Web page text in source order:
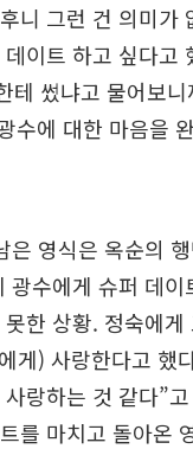
니 그런 건 의미가
이트 하고 싶다고
테 썼냐고 물어보
수에 대한 마음을
은 영식은 옥순의
광수에게 슈퍼 데이
한 상황. 정숙에게
게) 사랑한다고 했
랑하는 것 같다”
를 마치고 돌아온